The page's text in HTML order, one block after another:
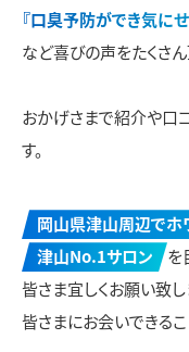
『口臭予防ができ気に
など喜びの声をたくさん
おかげさまで紹介や口
す。
岡山県津山周辺でホ
津山No.1サロン
を
皆さま宜しくお願い致し
皆さまにお会いできる